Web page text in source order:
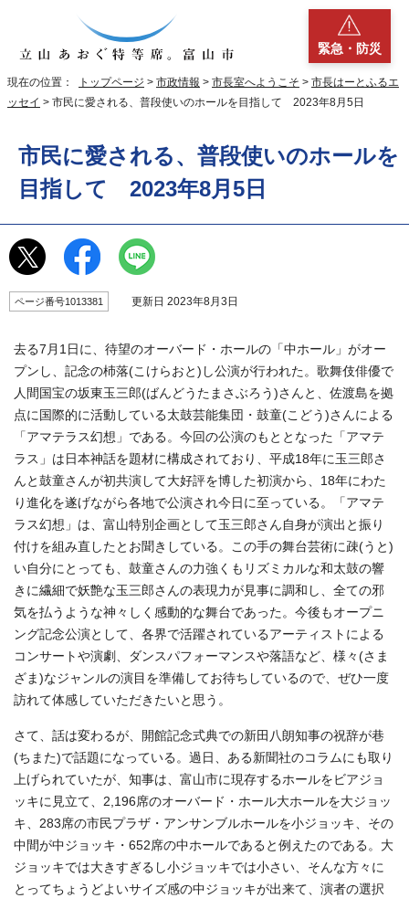
緊急・防災
現在の位置： トップページ > 市政情報 > 市長室へようこそ > 市長はーとふるエ
ッセイ > 市民に愛される、普段使いのホールを目指して 2023年8月5日
市民に愛される、普段使いのホールを
目指して 2023年8月5日
ページ番号1013381 更新日 2023年8月3日
去る7月1日に、待望のオーバード・ホールの「中ホール」がオー
プンし、記念の杮落(こけらおと)し公演が行われた。歌舞伎俳優で
人間国宝の坂東玉三郎(ばんどうたまさぶろう)さんと、佐渡島を拠
点に国際的に活動している太鼓芸能集団・鼓童(こどう)さんによる
「アマテラス幻想」である。今回の公演のもととなった「アマテ
ラス」は日本神話を題材に構成されており、平成18年に玉三郎さ
んと鼓童さんが初共演して大好評を博した初演から、18年にわた
り進化を遂げながら各地で公演され今日に至っている。「アマテ
ラス幻想」は、富山特別企画として玉三郎さん自身が演出と振り
付けを組み直したとお聞きしている。この手の舞台芸術に疎(うと)
い自分にとっても、鼓童さんの力強くもリズミカルな和太鼓の響
きに繊細で妖艶な玉三郎さんの表現力が見事に調和し、全ての邪
気を払うような神々しく感動的な舞台であった。今後もオープニ
ング記念公演として、各界で活躍されているアーティストによる
コンサートや演劇、ダンスパフォーマンスや落語など、様々(さま
ざま)なジャンルの演目を準備してお待ちしているので、ぜひ一度
訪れて体感していただきたいと思う。
さて、話は変わるが、開館記念式典での新田八朗知事の祝辞が巷
(ちまた)で話題になっている。過日、ある新聞社のコラムにも取り
上げられていたが、知事は、富山市に現存するホールをビアジョ
ッキに見立て、2,196席のオーバード・ホール大ホールを大ジョッ
キ、283席の市民プラザ・アンサンブルホールを小ジョッキ、その
中間が中ジョッキ・652席の中ホールであると例えたのである。大
ジョッキでは大きすぎるし小ジョッキでは小さい、そんな方々に
とってちょうどよいサイズ感の中ジョッキが出来て、演者の選択